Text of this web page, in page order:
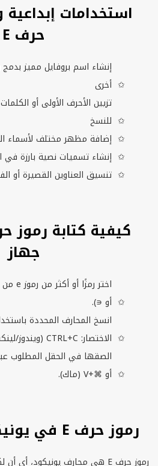
استخدامات
حرف E
إنشاء اسم بروفايل مميز بدمج
أخرى
تزيين الأحرف الأولى أو
للنسخ
إضافة مظهر مختلف لأسماء
إنشاء تسميات نصية بارزة في
تنسيق العناوين القصيرة أو
جهاز
اختر رمزًا أو أكثر من رموزe
أو ∊).
انسخ المحارف المحددة
الاختصار: CTRL+C (ويندوز/
الصقها في الحقل المطلوب
أو ⌘+V (ماك).
رموز حرف E في يونيكود والتوافق
رموز حرفE هي محارف يونيكود، أي أن